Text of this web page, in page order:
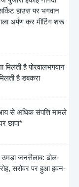
हाउस पर भगवान
अर्पण कर मीटिंग शरू
है पोरवालभगवान
है डबकरा
आय से अधिक संपत्ति मामले
छापा*
उमड़ा जनसैलाब: ढोल-
सरोवर पर हुआ हवन-